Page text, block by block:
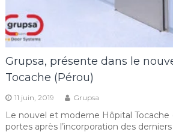
Grupsa, présente dans le
Tocache (Pérou)
11 juin, 2019 Grupsa
Le nouvel et moderne Hôpital Tocache
portes après l’incorporation des